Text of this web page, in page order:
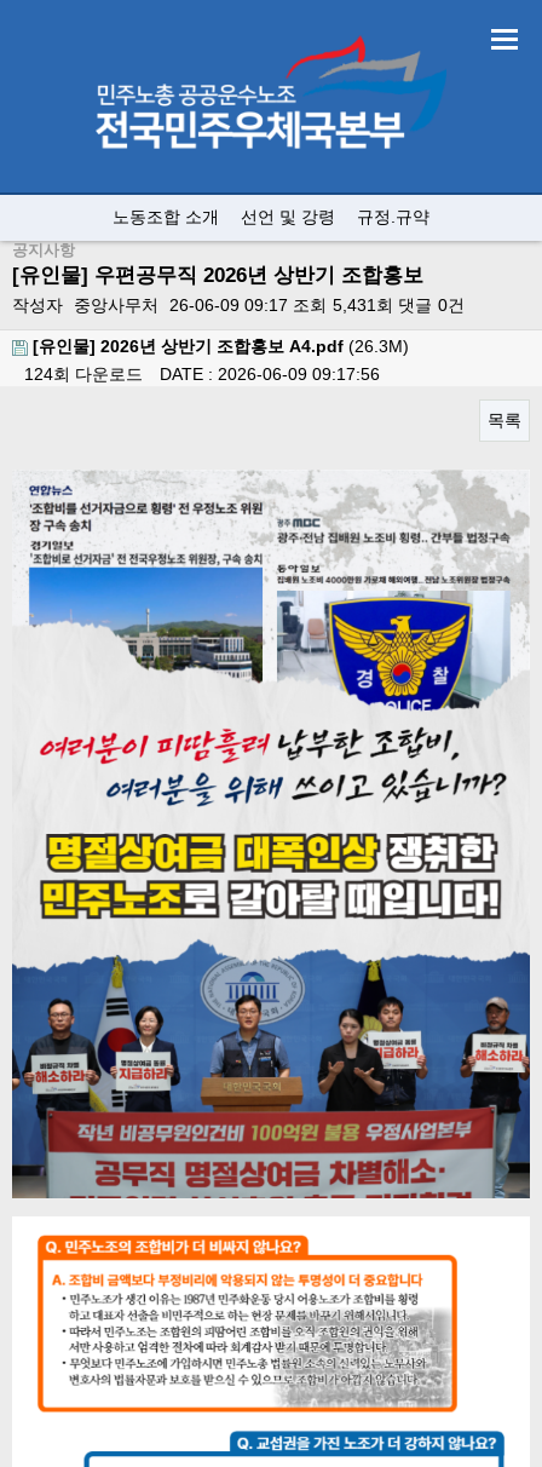
노동조합 소개 선언 및 강령 규정.규약
공지사항
[유인물] 우편공무직 2026년 상반기 조합홍보
작성자 중앙사무처 26-06-09 09:17 조회 5,431회 댓글 0건
[유인물] 2026년 상반기 조합홍보 A4.pdf (26.3M)
124회 다운로드
DATE : 2026-06-09 09:17:56
목록
본문